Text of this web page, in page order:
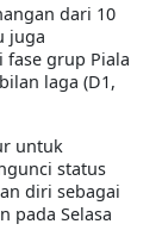
dari 10
juga
grup Piala
laga (D1,
untuk
status
diri sebagai
pada Selasa